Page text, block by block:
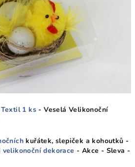
1 ks - Veselá Velikonoční
kuřátek, slepiček a kohoutků -
velikonoční dekorace - Akce - Sleva -